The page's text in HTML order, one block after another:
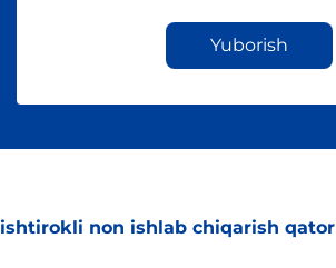
Yuborish
ishtirokli non ishlab chiqarish qator